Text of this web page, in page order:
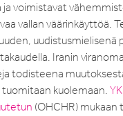
voimistavat
vallan väärinkäyttöä.
Iranin
todisteena
kuolemaan.
(OHCHR) mukaan